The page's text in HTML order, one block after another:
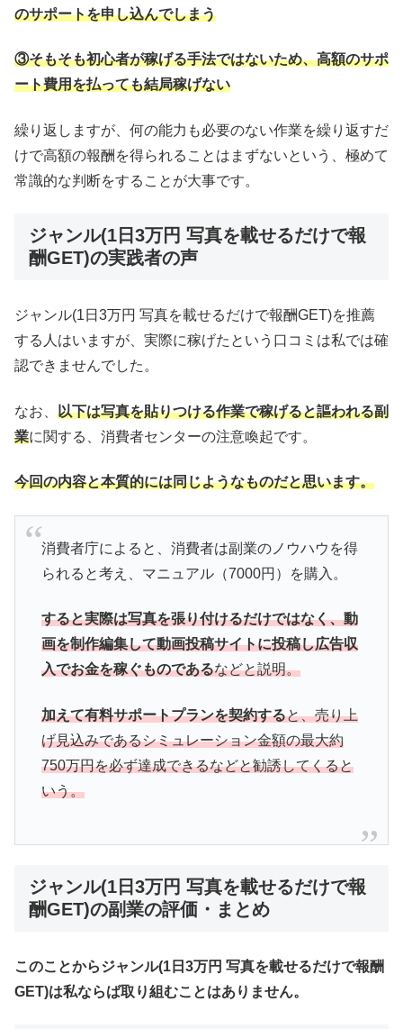
のサポートを申し込んでしまう
③そもそも初心者が稼げる手法ではないため、高額のサポ
ート費用を払っても結局稼げない
繰り返しますが、何の能力も必要のない作業を繰り返すだ
けで高額の報酬を得られることはまずないという、極めて
常識的な判断をすることが大事です。
ジャンル(1日3万円 写真を載せるだけで報
酬GET)の実践者の声
ジャンル(1日3万円 写真を載せるだけで報酬GET)を推薦
する人はいますが、実際に稼げたという口コミは私では確
認できませんでした。
なお、 以下は写真を貼りつける作業で稼げると謳われる副
業に関する、消費者センターの注意喚起です。
今回の内容と本質的には同じようなものだと思います。
消費者庁によると、消費者は副業のノウハウを得
られると考え、マニュアル（7000円）を購入。
すると実際は写真を張り付けるだけではなく、動
画を制作編集して動画投稿サイトに投稿し広告収
入でお金を稼ぐものであるなどと説明。
加えて有料サポートプランを契約すると、売り上
げ見込みであるシミュレーション金額の最大約
750万円を必ず達成できるなどと勧誘してくると
いう。
ジャンル(1日3万円 写真を載せるだけで報
酬GET)の副業の評価・まとめ
このことからジャンル(1日3万円 写真を載せるだけで報酬
GET)は私ならば取り組むことはありません。